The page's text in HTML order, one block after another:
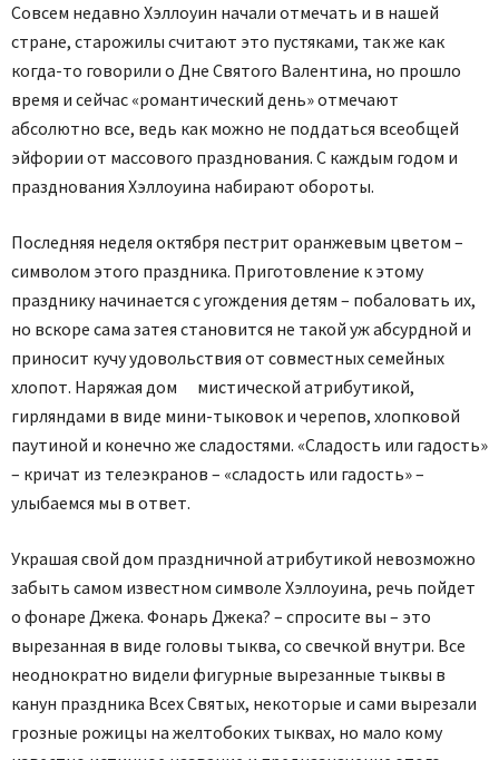
Совсем недавно Хэллоуин начали отмечать и в нашей
стране, старожилы считают это пустяками, так же как
когда-то говорили о Дне Святого Валентина, но прошло
время и сейчас «романтический день» отмечают
абсолютно все, ведь как можно не поддаться всеобщей
эйфории от массового празднования. С каждым годом и
празднования Хэллоуина набирают обороты.
Последняя неделя октября пестрит оранжевым цветом –
символом этого праздника. Приготовление к этому
празднику начинается с угождения детям – побаловать их,
но вскоре сама затея становится не такой уж абсурдной и
приносит кучу удовольствия от совместных семейных
хлопот. Наряжая дом мистической атрибутикой,
гирляндами в виде мини-тыковок и черепов, хлопковой
паутиной и конечно же сладостями. «Сладость или гадость»
– кричат из телеэкранов – «сладость или гадость» –
улыбаемся мы в ответ.
Украшая свой дом праздничной атрибутикой невозможно
забыть самом известном символе Хэллоуина, речь пойдет
о фонаре Джека. Фонарь Джека? – спросите вы – это
вырезанная в виде головы тыква, со свечкой внутри. Все
неоднократно видели фигурные вырезанные тыквы в
канун праздника Всех Святых, некоторые и сами вырезали
грозные рожицы на желтобоких тыквах, но мало кому